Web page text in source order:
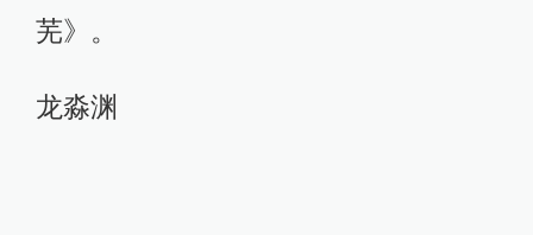
芜》。
龙淼渊